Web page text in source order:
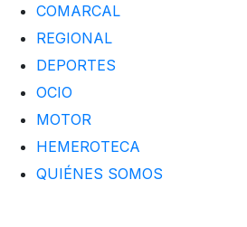
COMARCAL
REGIONAL
DEPORTES
OCIO
MOTOR
HEMEROTECA
QUIÉNES SOMOS